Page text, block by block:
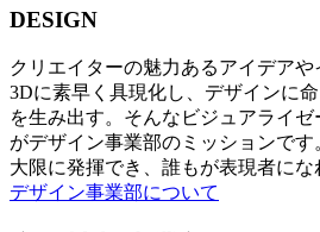
DESIGN
クリエイターの魅力あるアイデア
3Dに素早く具現化し、デザインに
を生み出す。そんなビジュアライ
がデザイン事業部のミッションで
大限に発揮でき、誰もが表現者にな
デザイン事業部について